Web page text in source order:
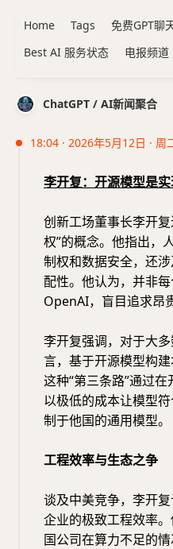
ChatGPT / AI新闻聚合
18:04 · 2026年5月12日 · 周
李开复：开源模型是
创新工场董事长李开
权”的概念。他指出，
制权和数据安全，还
配性。他认为，并非
OpenAI，盲目追求昂
李开复强调，对于大
言，基于开源模型构建
这种“第三条路”通过
以极低的成本让模型
制于他国的通用模型。
工程效率与生态之争
谈及中美竞争，李开
企业的极致工程效率
国公司在算力不足的
Home Tags 免费GPT聊
Best AI 服务状态
电报频道